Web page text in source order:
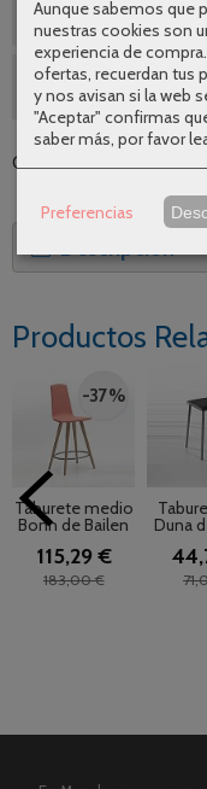
Envíos gratuitos
SEGUNDAS
Categoría:
Descripción
Productos
-37 %
Taburete medio
Bonn de Bailen
115,29 €
183,00 €
Duna
Aunque sabemos que
nuestras cookies son
experiencia de
ofertas, recuerdan tus
y nos avisan si la web
"Aceptar" confirmas
saber más, por favor
Preferencias